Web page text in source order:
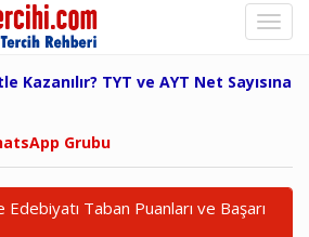
Kazanılır? TYT ve AYT Net Sayısına
Grubu
Taban Puanları ve Başarı